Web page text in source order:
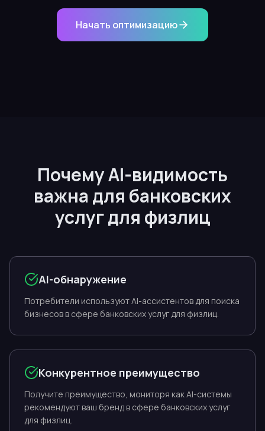
Начать оптимизацию
Почему AI-видимость
важна для банковских
услуг для физлиц
AI-обнаружение
Потребители используют AI-ассистентов для поиска
бизнесов в сфере банковских услуг для физлиц.
Конкурентное преимущество
Получите преимущество, мониторя как AI-системы
рекомендуют ваш бренд в сфере банковских услуг
для физлиц.